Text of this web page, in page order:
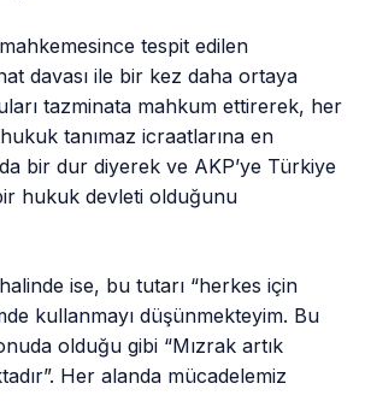
tespit edilen
davası ile bir kez daha ortaya
tazminata mahkum ettirerek, her
tanımaz icraatlarına en
bir dur diyerek ve AKP’ye Türkiye
hukuk devleti olduğunu
ise, bu tutarı “herkes için
kullanmayı düşünmekteyim. Bu
olduğu gibi “Mızrak artık
Her alanda mücadelemiz